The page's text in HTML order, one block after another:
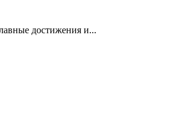
достижения и...